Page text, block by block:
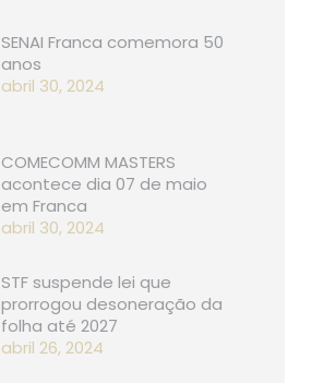
SENAI Franca comemora 50
anos
abril 30, 2024
COMECOMM MASTERS
acontece dia 07 de maio
em Franca
abril 30, 2024
STF suspende lei que
prorrogou desoneração da
folha até 2027
abril 26, 2024